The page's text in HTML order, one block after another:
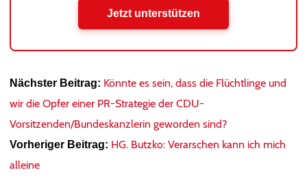
Jetzt unterstützen
Nächster Beitrag: Könnte es sein, dass die Flüchtlinge und
wir die Opfer einer PR-Strategie der CDU-
Vorsitzenden/Bundeskanzlerin geworden sind?
Vorheriger Beitrag: HG. Butzko: Verarschen kann ich mich
alleine